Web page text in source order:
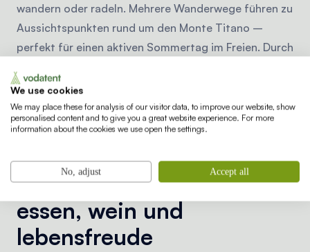
wandern oder radeln. Mehrere Wanderwege führen zu
Aussichtspunkten rund um den Monte Titano –
perfekt für einen aktiven Sommertag im Freien. Durch
für Tagesausflüge: In nur einer halben Stunde bist du
an der Adriaküste bei Rimini, wo Sonne, Meer und
Strand warten. Auch Städte wie Ravenna, Urbino und
Genieße italienisches
essen, wein und
lebensfreude
We use cookies
We may place these for analysis of our visitor data, to improve our website, show
personalised content and to give you a great website experience. For more
information about the cookies we use open the settings.
No, adjust Accept all